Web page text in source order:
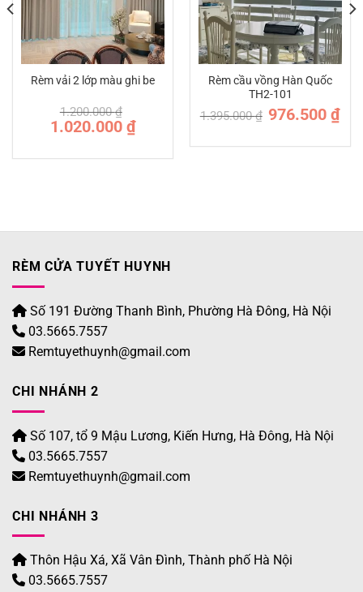
Rèm vải 2 lớp màu ghi be
1.200.000₫
Giá
gốc
1.020.000 ₫Giá
hiện
Rèm cầu vồng Hàn Quốc
TH2-101
1.395.000₫ Giá
gốc
976.500₫Giá
RÈM CỬA TUYẾT HUYNH
Số 191 Đường Thanh Bình, Phường Hà Đông, Hà Nội
03.5665.7557
Remtuyethuynh@gmail.com
CHI NHÁNH 2
Số 107, tổ 9 Mậu Lương, Kiến Hưng, Hà Đông, Hà Nội
03.5665.7557
Remtuyethuynh@gmail.com
CHI NHÁNH 3
Thôn Hậu Xá, Xã Vân Đình, Thành phố Hà Nội
03.5665.7557